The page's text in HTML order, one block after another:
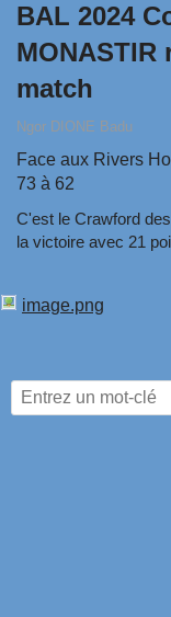
BAL 2024
match
Ngor DIONE Badu
Face aux Rivers
73 à 62
C'est le Crawford
la victoire avec 21
image.png